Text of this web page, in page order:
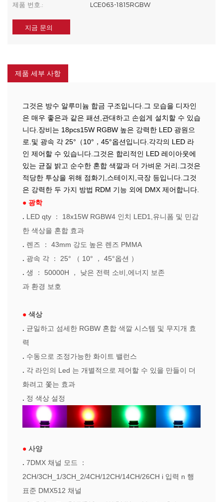
제품 번호.: LCE063-1815RGBW
지금 문의
제품 세부 사항
그것은 방수 알루미늄 합금 구조입니다.그 모습을 디자인
은 매우 좋은과 같은 패션,관대하고 손쉽게 설치할 수 있습
니다.장비는 18pcs15W RGBW 높은 강력한 LED 광원으
로.및 광속 각 25°（10°，45°옵션입니다.각각의 LED 라
인 제어할 수 있습니다.그것은 합리적인 LED 레이아웃에
있는 균질 밝고 순수한 혼합 색깔과 더 가벼운 거리.그것은
적당한 투상을 위해 점화기,스테이지,극장 등입니다.그것
은 강력한 두 가지 방법 RDM 기능 외에 DMX 제어합니다.
● 광학
. LED qty ：
18x15W RGBW4 인치 LED1,유니폼 및 민감
한 색상을 혼합 효과
. 렌즈 ：
43mm 강도 높은 렌즈 PMMA
. 광속 각 ： 25° （ 10° ， 45°옵션 ）
. 생 ： 50000H ，
낮은 전력 소비,에너지 보존
과 환경 보호
● 색상
. 균일하고 섬세한 RGBW 혼합 색깔 시스템 및 무지개 효
력
. 수동으로 조정가능한 화이트 밸런스
. 각 라인의 Led 는 개별적으로 제어할 수 있을 만들이 더
화려고 쫓는 효과
. 정 색상 설정
● 사양
. 7DMX 채널 모드
：
2CH/3CH_1/3CH_2/4CH/12CH/14CH/26CH i 입력 n 행
표준 DMX512 채널